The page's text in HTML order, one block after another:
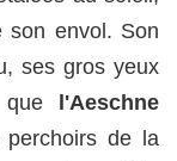
son envol. Son
ses gros yeux
que
l'Aeschne
de la